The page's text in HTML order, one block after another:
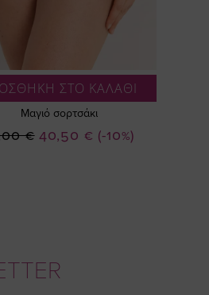
ΣΤΟ ΚΑΛΑΘΙ
Μαγιό σορτσάκι
(-10%)
Ειδική
40,50 €
€